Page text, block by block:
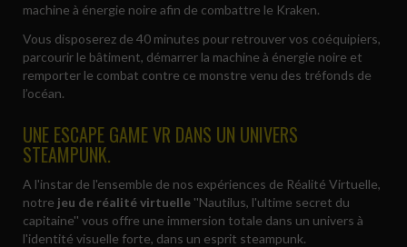
machine à énergie noire afin de combattre le Kraken.
Vous disposerez de 40 minutes pour retrouver vos coéquipiers,
parcourir le bâtiment, démarrer la machine à énergie noire et
remporter le combat contre ce monstre venu des tréfonds de
l’océan.
UNE ESCAPE GAME VR DANS UN UNIVERS
STEAMPUNK.
A l'instar de l'ensemble de nos expériences de Réalité Virtuelle,
notre jeu de réalité virtuelle ''Nautilus, l'ultime secret du
capitaine'' vous offre une immersion totale dans un univers à
l'identité visuelle forte, dans un esprit steampunk.